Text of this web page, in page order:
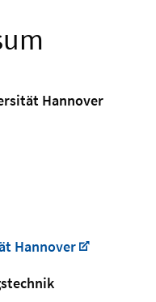
Hannover
Hannover